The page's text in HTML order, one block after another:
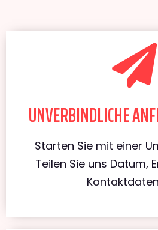
UNVERBINDLICHE
Starten Sie mit einer
Teilen Sie uns Datum,